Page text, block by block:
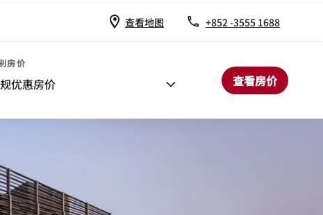
查看地图 +852 -3555 1688
房价
优惠房价 查看房价